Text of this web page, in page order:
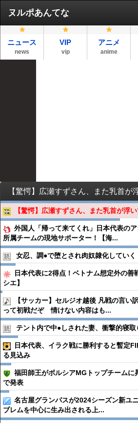
ヌルポあんてな
ニュース
news
VIP
vip
アニメ
anime
【驚愕】広瀬すずさん、また乳首が浮
外国人「帰って来てくれ」日本代表の
所属チームの現地サポーター！【海...
女忍、調●︎で堕とされ肉奴隷化していく
日本代表に2得点！ベトナム想定外の善
シエ】
【サッカー】セルジオ越後 凡戦の言い
って初戦だぞ 情けない内容はも...
テント内で中●︎しされた妻、衝撃的寝取
日本代表、イラク戦に勝利すると暫定
る見込み
福田師王がボルシアMGトップチームに
で発表
名古屋グランパスが2024シーズン新
ブレムを中心に生み出される上...